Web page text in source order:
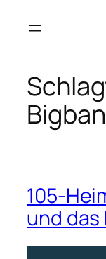
Inhalt
105-
und das